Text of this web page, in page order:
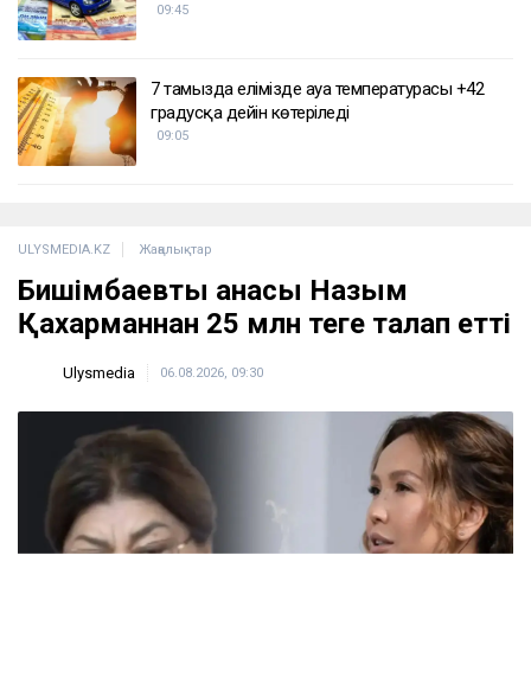
09:45
7 тамызда елімізде ауа температурасы +42
градусқа дейін көтеріледі
09:05
ULYSMEDIA.KZ Жаңалықтар
Бишімбаевтың анасы Назым
Қахарманнан 25 млн теңге талап етті
Ulysmedia 06.08.2026, 09:30